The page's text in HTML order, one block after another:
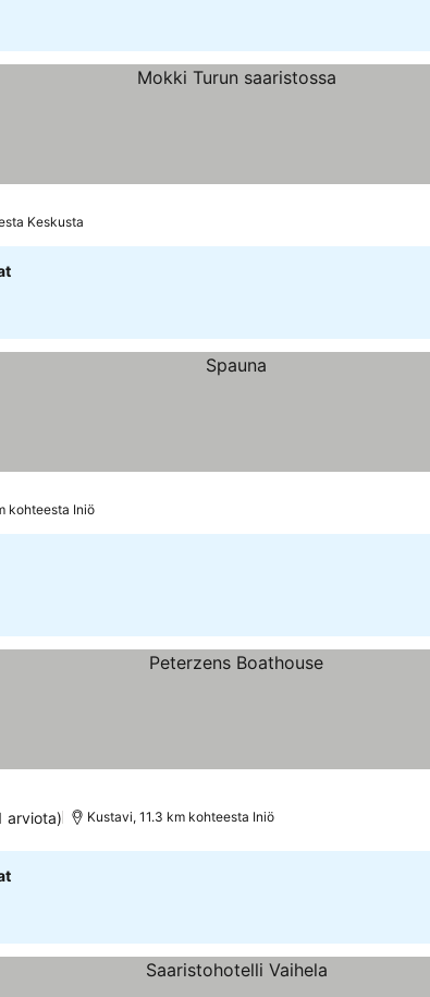
Keskusta
kohteesta Iniö
arviota) Kustavi, 11.3 km kohteesta Iniö